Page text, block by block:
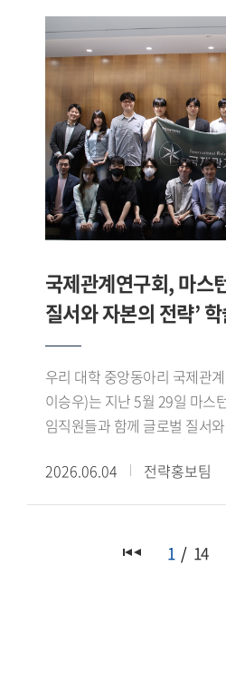
우수한 평가를 받았다.팀장 이유준 학생
그치던 국가 체력 인증 데이터
신호를 결합함으로써, 365일
운동하는 듯한 디지털 예방 의학 솔루션 을 구현하고자 했다 고
강조하며, 앞으로 제조사별 API 데이터 정규화 과정을 더욱
고도화하고, 향후 실제 공공
과의 연동 융합 연구를 통해
등급에 도달하는 데 선도적 역
16강에서는 육군사관학교 사
한림대학교 사이다를 차례로
서울시립대학교 AZURE와 맞
대회를 마무리했다.이번 대회
팀들이 참가하는 대학 클럽
성과를 통해 전국 무대에서 경
글로벌스포츠산업학부 축구
구성된 축구 학회로, 교내외
꾸준히 활동을 이어가고 있다.
국제관계연구회, 마스
질서와 자본의 전략’
우리 대학 중앙동아리 국제관
이승우)는 지난 5월 29일 마스
임직원들과 함께 글로벌 질서와 자본의 전략 을 주제로 학술
금융산업에 대한 이해를 넓히
Positive Impact)가 미래 글로
2026.06.04 전략홍보팀
1 14